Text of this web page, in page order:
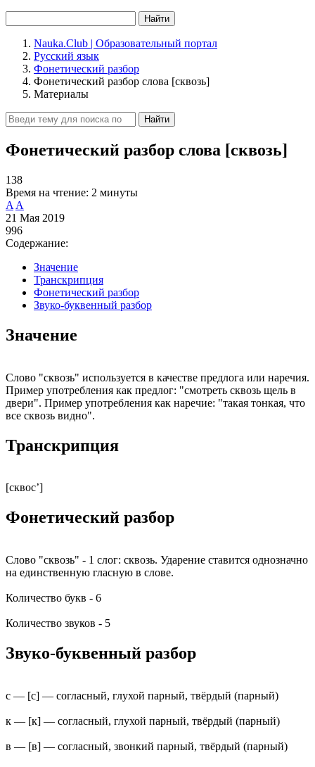
Найти
Nauka.Club | Образовательный портал
Русский язык
Фонетический разбор
Фонетический разбор слова [сквозь]
Материалы
Найти
Фонетический разбор слова [сквозь]
138
Время на чтение: 2 минуты
A A
21 Мая 2019
996
Содержание:
Значение
Транскрипция
Фонетический разбор
Звуко-буквенный разбор
Значение
Слово "сквозь" используется в качестве предлога или наречия.
Пример употребления как предлог: "смотреть сквозь щель в
двери". Пример употребления как наречие: "такая тонкая, что
все сквозь видно".
Транскрипция
[сквос’]
Фонетический разбор
Слово "сквозь" - 1 слог: сквозь. Ударение ставится однозначно
на единственную гласную в слове.
Количество букв - 6
Количество звуков - 5
Звуко-буквенный разбор
с — [с] — согласный, глухой парный, твёрдый (парный)
к — [к] — согласный, глухой парный, твёрдый (парный)
в — [в] — согласный, звонкий парный, твёрдый (парный)